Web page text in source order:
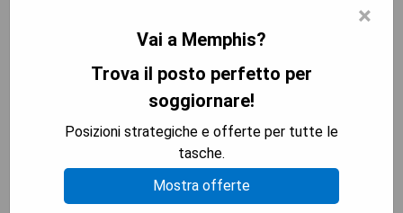
×
Vai a Memphis?
Trova il posto perfetto per
soggiornare!
Posizioni strategiche e offerte per tutte le
tasche.
Mostra offerte